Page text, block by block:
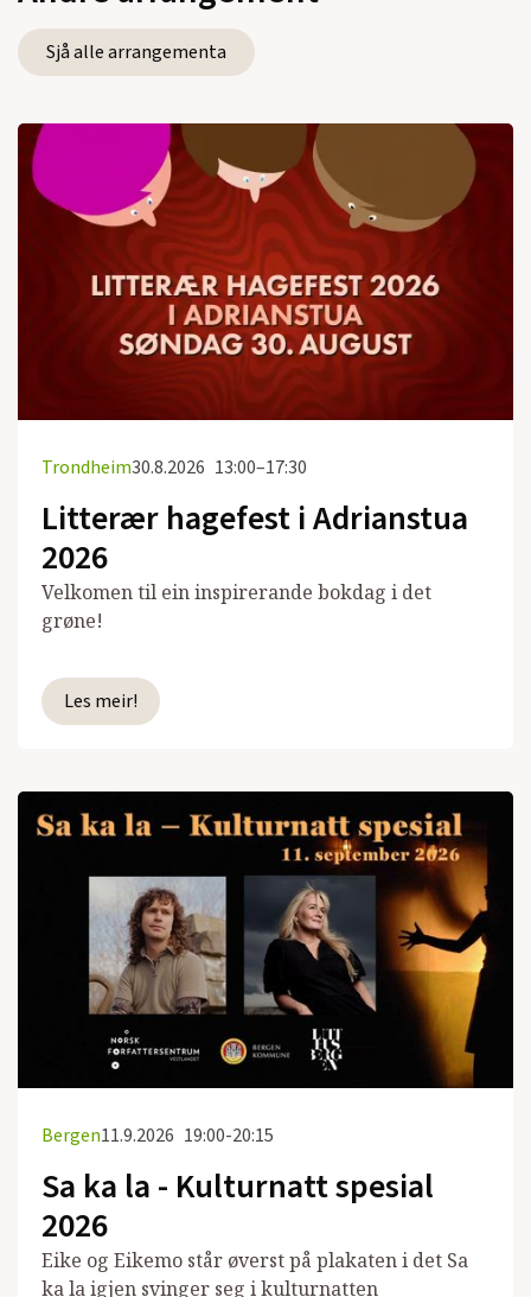
Sjå alle arrangementa
Trondheim30.8.2026 13:00–17:30
Litterær hagefest i Adrianstua
2026
Velkomen til ein inspirerande bokdag i det
grøne!
Les meir!
Bergen11.9.2026 19:00-20:15
Sa ka la - Kulturnatt spesial
2026
Eike og Eikemo står øverst på plakaten i det Sa
ka la igjen svinger seg i kulturnatten